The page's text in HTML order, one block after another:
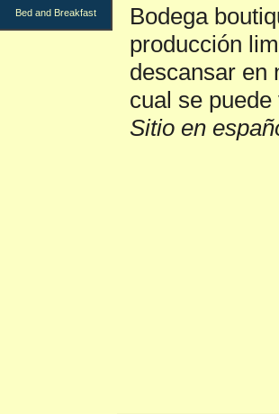
Bodega
producción
descansar en
cual se
Sitio en
Bed and Breakfast